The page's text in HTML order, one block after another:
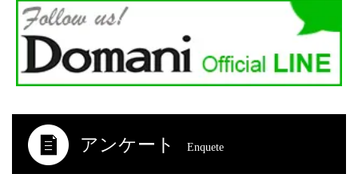
アンケート Enquete